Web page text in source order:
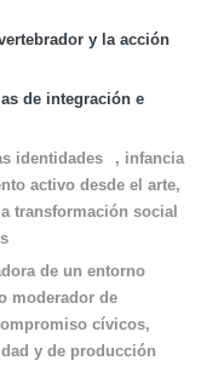
y la acción
de integración e
identidades
, infancia
activo desde el arte,
transformación social
de un entorno
moderador de
cívicos,
y de producción